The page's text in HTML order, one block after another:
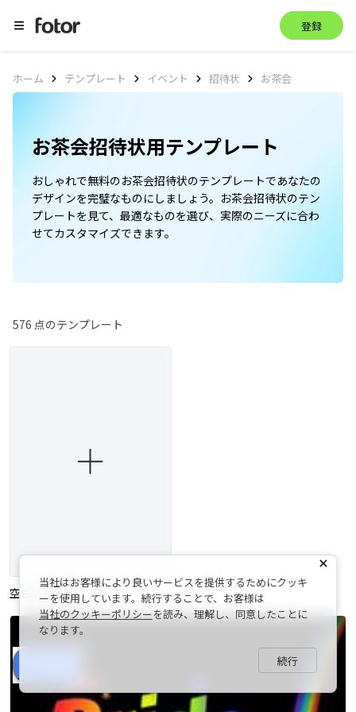
登録
ホーム テンプレート イベント 招待状 お茶会
お茶会招待状用テンプレート
おしゃれで無料のお茶会招待状のテンプレートであなたの
デザインを完璧なものにしましょう。お茶会招待状のテン
プレートを見て、最適なものを選び、実際のニーズに合わ
せてカスタマイズできます。
576 点のテンプレート
空白の招待状を作成
当社はお客様により良いサービスを提供するためにクッキ
ーを使用しています。続行することで、お客様は
当社のクッキーポリシーを読み、理解し、同意したことに
なります。
続行